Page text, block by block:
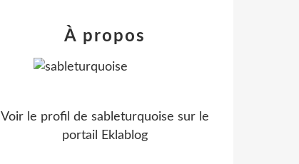
À propos
Voir le profil de sableturquoise sur le
portail Eklablog